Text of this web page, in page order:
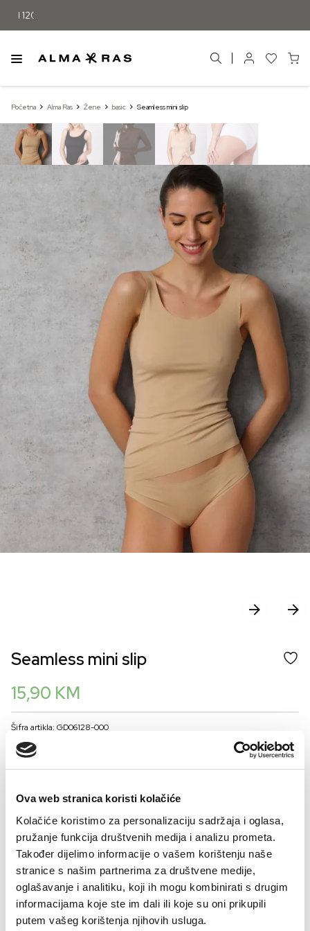
Ova web stranica koristi kolačiće
Kolačiće koristimo za personalizaciju sadržaja i oglasa,
pružanje funkcija društvenih medija i analizu prometa.
Također dijelimo informacije o vašem korištenju naše
stranice s našim partnerima za društvene medije,
oglašavanje i analitiku, koji ih mogu kombinirati s drugim
informacijama koje ste im dali ili koje su oni prikupili
putem vašeg korištenja njihovih usluga.
Početna Alma Ras Žene basic Seamless mini slip
Seamless mini slip
15,90 KM
Šifra artikla: GD06128-000
BOJA
38 40 42
Kalkulator veličina
- + DODAJTE U KORPU